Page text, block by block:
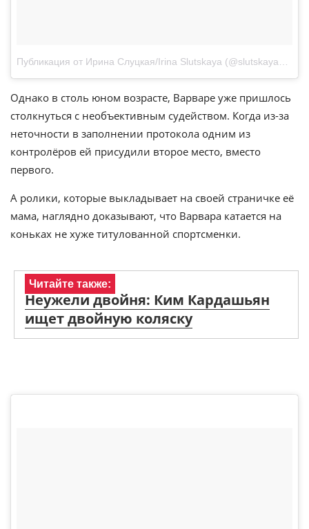
Публикация от Ирина Слуцкая/Irina Slutskaya (@slutskayaofficial)
Однако в столь юном возрасте, Варваре уже пришлось
столкнуться с необъективным судейством. Когда из-за
неточности в заполнении протокола одним из
контролёров ей присудили второе место, вместо
первого.
А ролики, которые выкладывает на своей страничке её
мама, наглядно доказывают, что Варвара катается на
коньках не хуже титулованной спортсменки.
Читайте также:
Неужели двойня: Ким Кардашьян
ищет двойную коляску